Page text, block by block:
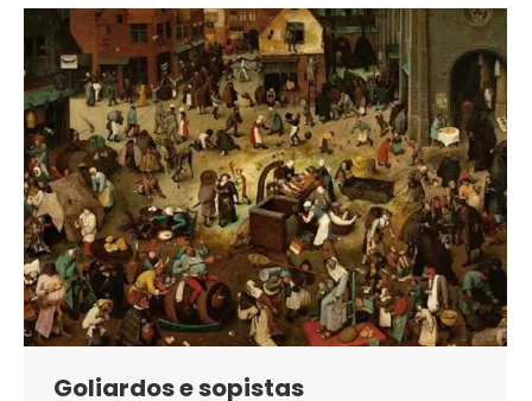
Goliardos e sopistas